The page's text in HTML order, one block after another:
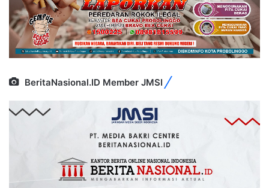
BeritaNasional.ID Member JMSI